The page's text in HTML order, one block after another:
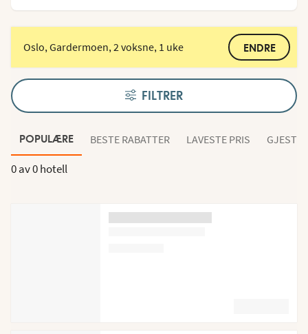
Oslo, Gardermoen, 2 voksne, 1 uke ENDRE
FILTRER
POPULÆRE BESTE RABATTER LAVESTE PRIS
0 av0 hotell